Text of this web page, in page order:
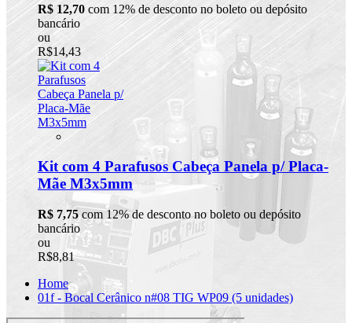
R$ 12,70 com 12% de desconto no boleto ou depósito
bancário
ou
R$14,43
Kit com 4 Parafusos Cabeça Panela p/ Placa-
Mãe M3x5mm
R$ 7,75com 12% de desconto no boleto ou depósito
bancário
ou
R$8,81
Home
01f - Bocal Cerânico n#08 TIG WP09 (5 unidades)